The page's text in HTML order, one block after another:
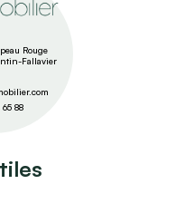
Rouge
Fallavier
88